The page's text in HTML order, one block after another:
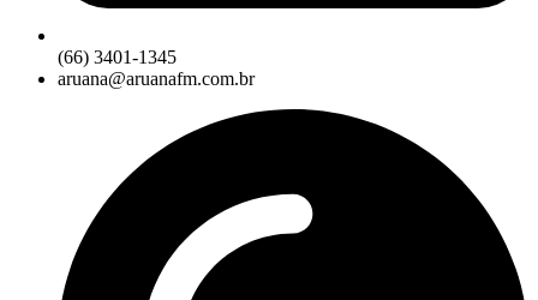
(66) 3401-1345
aruana@aruanafm.com.br